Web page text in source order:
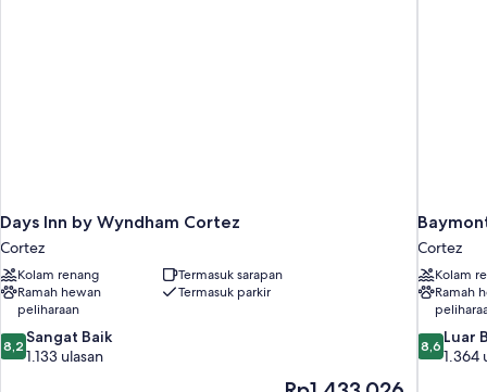
Days Inn by Wyndham Cortez
Cortez
Kolam renang
Termasuk sarapan
Ramah hewan
peliharaan
Termasuk parkir
8.2
dari
8,2 Sangat Baik
1.133 ulasan
Harga
Cortez
Kolam
Ramah
8.6
dari
8,6 Luar
1.364